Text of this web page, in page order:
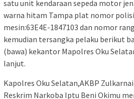
satu unit kendaraan sepeda motor
warna hitam Tampa plat nomor
mesin:63E4E-1847103 dan nomor
kemudian tersangka pelaku berikut
(bawa) kekantor Mapolres Oku
lanjut.
Kapolres Oku Selatan,AKBP
Reskrim Narkoba Iptu Beni Okimu